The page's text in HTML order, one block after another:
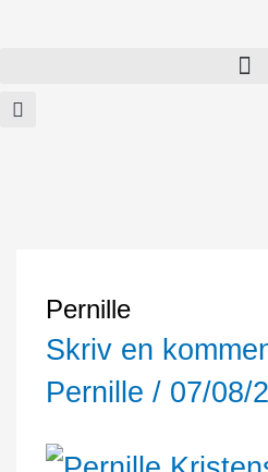
indholdet
Pernille
Skriv en
Pernille / 07/08/